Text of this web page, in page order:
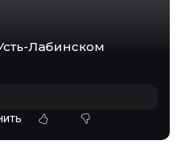
Лабинском